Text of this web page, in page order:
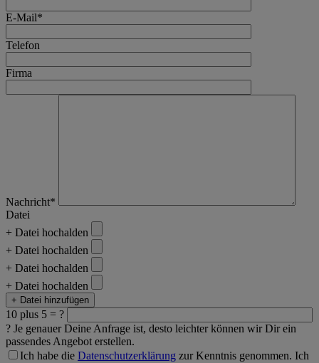
E-Mail*
Telefon
Firma
Nachricht*
Datei
+ Datei hochalden
+ Datei hochalden
+ Datei hochalden
+ Datei hochalden
+ Datei hinzufügen
10 plus 5 = ?
? Je genauer Deine Anfrage ist, desto leichter können wir Dir ein
passendes Angebot erstellen.
Ich habe die Datenschutzerklärung zur Kenntnis genommen. Ich